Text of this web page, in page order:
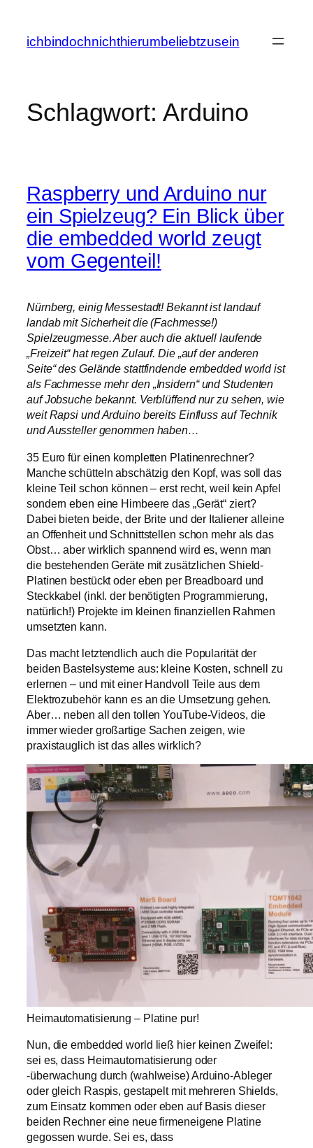
springen
ichbindochnichthierumbeliebtzusein
Schlagwort: Arduino
Raspberry und Arduino nur
ein Spielzeug? Ein Blick über
die embedded world zeugt
vom Gegenteil!
Nürnberg, einig Messestadt! Bekannt ist landauf
landab mit Sicherheit die (Fachmesse!)
Spielzeugmesse. Aber auch die aktuell laufende
„Freizeit“ hat regen Zulauf. Die „auf der anderen
Seite“ des Gelände stattfindende embedded world ist
als Fachmesse mehr den „Insidern“ und Studenten
auf Jobsuche bekannt. Verblüffend nur zu sehen, wie
weit Rapsi und Arduino bereits Einfluss auf Technik
und Aussteller genommen haben…
35 Euro für einen kompletten Platinenrechner?
Manche schütteln abschätzig den Kopf, was soll das
kleine Teil schon können – erst recht, weil kein Apfel
sondern eben eine Himbeere das „Gerät“ ziert?
Dabei bieten beide, der Brite und der Italiener alleine
an Offenheit und Schnittstellen schon mehr als das
Obst… aber wirklich spannend wird es, wenn man
die bestehenden Geräte mit zusätzlichen Shield-
Platinen bestückt oder eben per Breadboard und
Steckkabel (inkl. der benötigten Programmierung,
natürlich!) Projekte im kleinen finanziellen Rahmen
umsetzten kann.
Das macht letzt­end­lich auch die Popularität der
beiden Bastelsysteme aus: kleine Kosten, schnell zu
erlernen – und mit einer Handvoll Teile aus dem
Elektrozubehör kann es an die Umsetzung gehen.
Aber… neben all den tollen YouTube-Videos, die
immer wieder großartige Sachen zeigen, wie
praxistauglich ist das alles wirklich?
Heimautomatisierung – Platine pur!
Nun, die embedded world ließ hier keinen Zweifel:
sei es, dass Heimautomatisierung oder
-überwachung durch (wahlweise) Arduino-Ableger
oder gleich Raspis, gestapelt mit mehreren Shields,
zum Einsatz kommen oder eben auf Basis dieser
beiden Rechner eine neue firmeneigene Platine
gegossen wurde. Sei es, dass